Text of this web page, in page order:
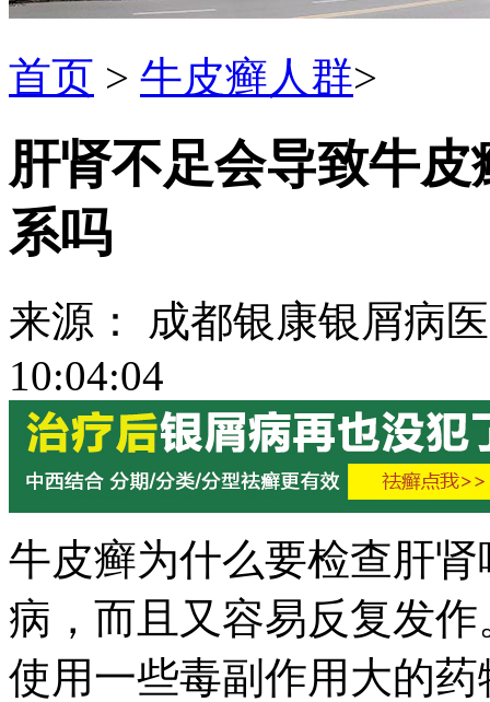
首页 > 牛皮癣人群>
肝肾不足会导致牛
系吗
来源： 成都银康银屑病
10:04:04
牛皮癣为什么要检查肝
病，而且又容易反复发
使用一些毒副作用大的